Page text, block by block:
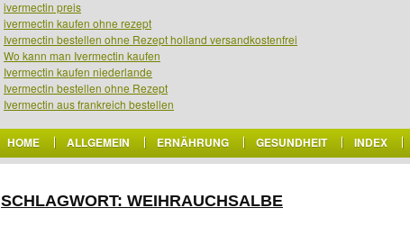
ivermectin preis
ivermectin kaufen ohne rezept
Ivermectin bestellen ohne Rezept holland versandkostenfrei
Wo kann man Ivermectin kaufen
Ivermectin kaufen niederlande
Ivermectin bestellen ohne Rezept
Ivermectin aus frankreich bestellen
HOME ALLGEMEIN ERNÄHRUNG GESUNDHEIT INDEX
SCHLAGWORT: WEIHRAUCHSALBE